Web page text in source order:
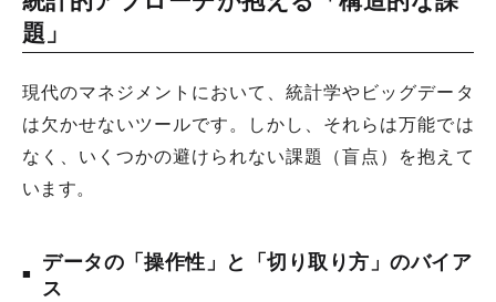
題」
現代のマネジメントにおいて、統計学やビッグデータ
は欠かせないツールです。しかし、それらは万能では
なく、いくつかの避けられない課題（盲点）を抱えて
います。
データの「操作性」と「切り取り方」のバイア
ス